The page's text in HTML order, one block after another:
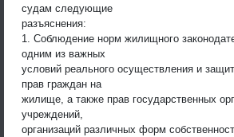
судам следующие
разъяснения:
1. Соблюдение норм жилищного
одним из важных
условий реального осуществления и
прав граждан на
жилище, а также прав государственных
учреждений,
организаций различных форм